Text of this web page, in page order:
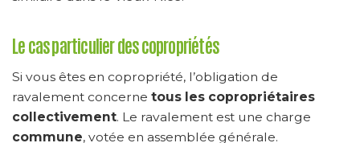
Le cas particulier des copropriétés
Si vous êtes en copropriété, l’obligation de
ravalement concerne tous les copropriétaires
collectivement. Le ravalement est une charge
commune, votée en assemblée générale.